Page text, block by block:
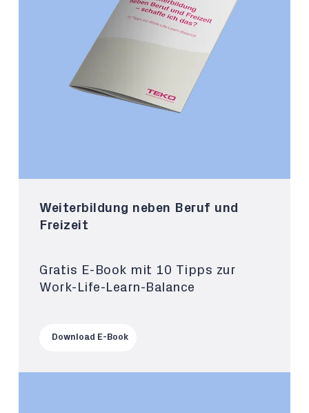
Weiterbildung neben Beruf und
Freizeit
Gratis E-Book mit 10 Tipps zur
Work-Life-Learn-Balance
Download E-Book